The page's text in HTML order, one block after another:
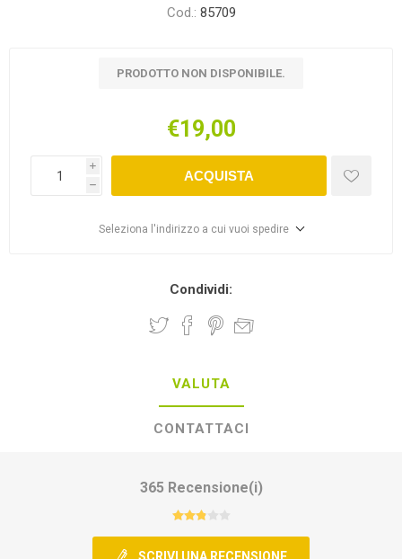
Cod.: 85709
PRODOTTO NON DISPONIBILE.
€19,00
i
h
ACQUISTA
Seleziona l'indirizzo a cui vuoi spedire
Condividi:
VALUTA
CONTATTACI
365 Recensione(i)